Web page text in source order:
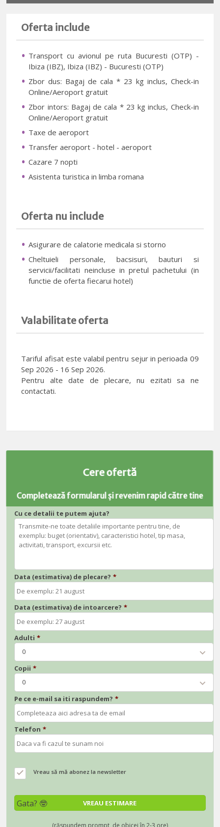
Oferta include
Transport cu avionul pe ruta Bucuresti (OTP) -
Ibiza (IBZ), Ibiza (IBZ) - Bucuresti (OTP)
Zbor dus: Bagaj de cala * 23 kg inclus, Check-in
Online/Aeroport gratuit
Zbor intors: Bagaj de cala * 23 kg inclus, Check-in
Online/Aeroport gratuit
Taxe de aeroport
Transfer aeroport - hotel - aeroport
Cazare 7 nopti
Asistenta turistica in limba romana
Oferta nu include
Asigurare de calatorie medicala si storno
Cheltuieli personale, bacsisuri, bauturi si
servicii/facilitati neincluse in pretul pachetului (in
functie de oferta fiecarui hotel)
Valabilitate oferta
Tariful afisat este valabil pentru sejur in perioada 09
Sep 2026 - 16 Sep 2026.
Pentru alte date de plecare, nu ezitati sa ne
contactati.
Cere ofertă
Completează formularul și revenim rapid către tine
Cu ce detalii te putem ajuta?
Data (estimativa) de plecare? *
Data (estimativa) de intoarcere? *
Adulti *
0
Copii *
0
Pe ce e-mail sa iti raspundem? *
Telefon *
Vreau să mă abonez la newsletter